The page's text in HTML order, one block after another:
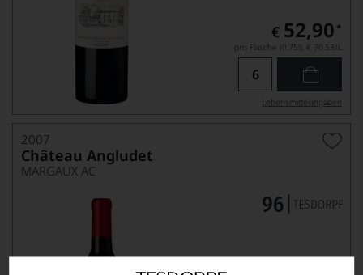
€ 52,90 *
pro Flasche (0.75l), € 70,53/L
Lebensmittel­angaben
2007
Château Angludet
MARGAUX AC